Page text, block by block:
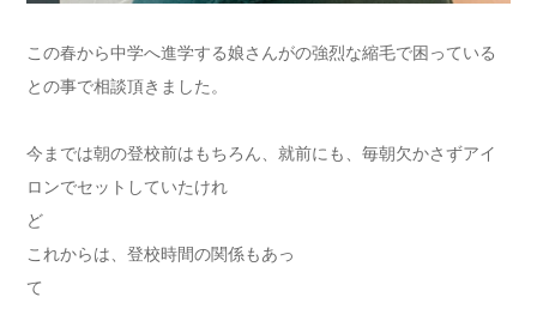
この春から中学へ進学する娘さんがの強烈な縮毛で困っている
との事で相談頂きました。
今までは朝の登校前はもちろん、就前にも、毎朝欠かさずアイ
ロンでセットしていたけれ
これからは、登校時間の関係もあっ